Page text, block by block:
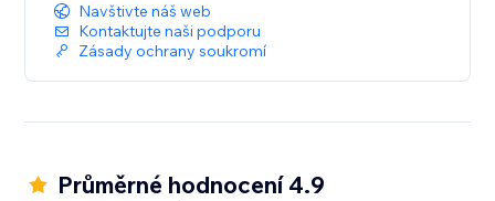
Navštivte náš web
Kontaktujte naši podporu
Zásady ochrany soukromí
Průměrné hodnocení 4.9